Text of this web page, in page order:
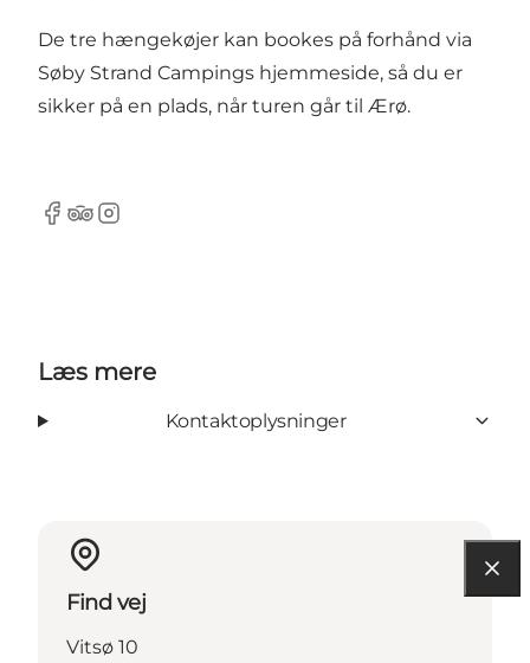
De tre hængekøjer kan bookes på forhånd via
Søby Strand Campings hjemmeside, så du er
sikker på en plads, når turen går til Ærø.
Facebook
Tripadvisor
Instagram
Læs mere
Kontaktoplysninger
Find vej
Vitsø 10